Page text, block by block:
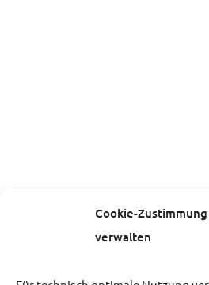
Cookie-Zustimmung
verwalten